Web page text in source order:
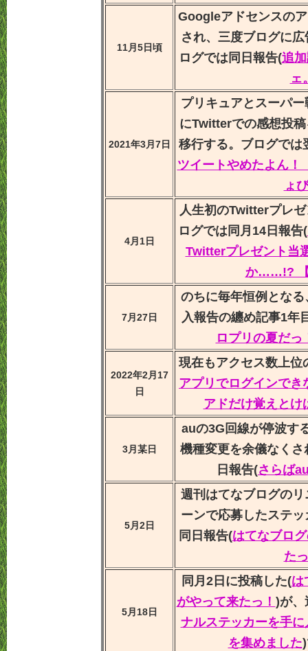
11月5日頃
Googleアドセンスの
され、三度ブログに
ログでは同日報告(追
ェ
2021年3月7日
プリキュアとスーパ
にTwitterでの感想投
移行する。ブログでは
ツイートやめたよん
ょ
4月1日
人生初のTwitterプレ
ログでは同月14日報告(
Twitterプレゼント当
か……!? 【
7月27日
のちに毎年恒例とな
入報告の纏め記事1年
ロプリの夏だっ
2022年2月17
日
現在もアクセス数上位
アプリでログインで
アドだけ覚えとけ
3月某日
auの3G回線が停波す
機種変更を余儀なく
日報告(さらば
5月2日
週刊はてなブログの
ーンで応募したステ
同日報告(はてなブロ
た
5月18日
同月2日に投稿した(は
がやって来たっ！ )が、
ナルステッカーを手
を集めました